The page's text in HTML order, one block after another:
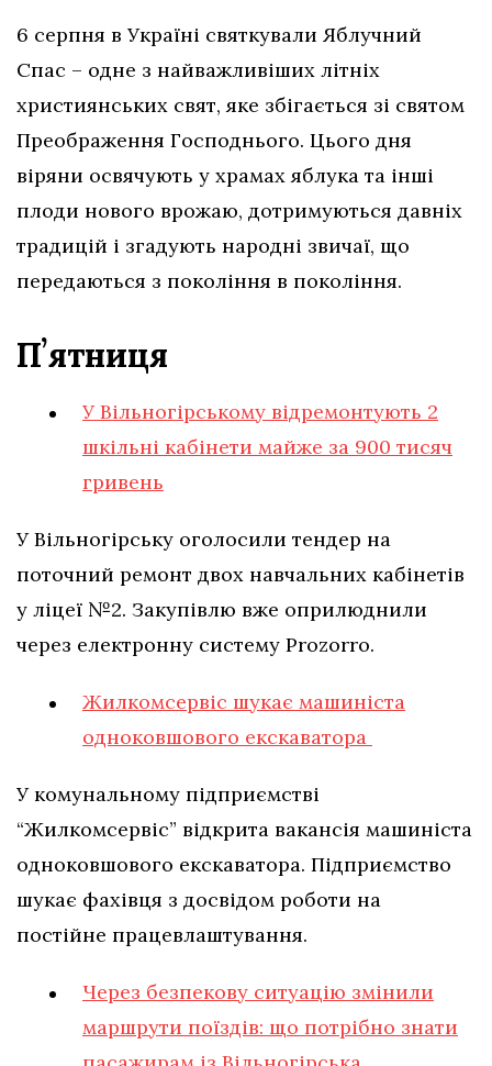
6 серпня в Україні святкували Яблучний
Спас – одне з найважливіших літніх
християнських свят, яке збігається зі святом
Преображення Господнього. Цього дня
віряни освячують у храмах яблука та інші
плоди нового врожаю, дотримуються давніх
традицій і згадують народні звичаї, що
передаються з покоління в покоління.
Пʼятниця
У Вільногірському відремонтують 2
шкільні кабінети майже за 900 тисяч
гривень
У Вільногірську оголосили тендер на
поточний ремонт двох навчальних кабінетів
у ліцеї №2. Закупівлю вже оприлюднили
через електронну систему Prozorro.
Жилкомсервіс шукає машиніста
одноковшового екскаватора
У комунальному підприємстві
“Жилкомсервіс” відкрита вакансія машиніста
одноковшового екскаватора. Підприємство
шукає фахівця з досвідом роботи на
постійне працевлаштування.
Через безпекову ситуацію змінили
маршрути поїздів: що потрібно знати